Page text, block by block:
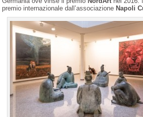
premio internazionale dall’associazione Napoli